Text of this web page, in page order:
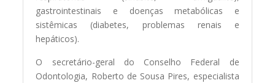
gastrointestinais e doenças metabólicas e
sistêmicas (diabetes, problemas renais e
hepáticos).
O secretário-geral do Conselho Federal de
Odontologia, Roberto de Sousa Pires, especialista